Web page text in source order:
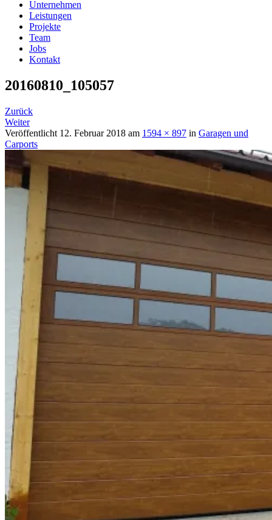
Unternehmen
Leistungen
Projekte
Team
Jobs
Kontakt
20160810_105057
Zurück
Weiter
Veröffentlicht 12. Februar 2018 am 1594 × 897 in Garagen und
Carports